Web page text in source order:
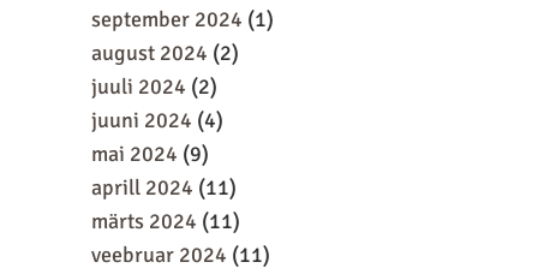
september 2024 (1)
august 2024 (2)
juuli 2024 (2)
juuni 2024 (4)
mai 2024 (9)
aprill 2024 (11)
märts 2024 (11)
veebruar 2024 (11)